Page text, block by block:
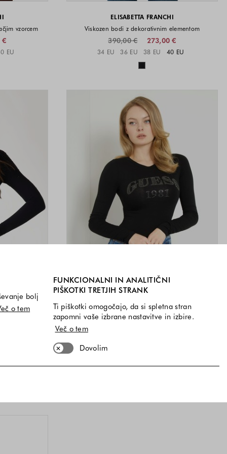
vzorcem
€
voljo
EU
ELISABETTA FRANCHI
Viskozen bodi z dekorativnim elementom
273,00 €
390,00 €
Velikosti na voljo
34 EU 36 EU 38 EU 40 EU
Barve na voljo
na voljo
-40%
Bodi iz raztegljive viskoze z logotipom iz okrasnih
33,00 €
55,00 €
bolj
o tem
FUNKCIONALNI IN ANALITIČNI
PIŠKOTKI TRETJIH STRANK
Ti piškotki omogočajo, da si spletna stran
zapomni vaše izbrane nastavitve in izbire.
Več o tem
Dovolim